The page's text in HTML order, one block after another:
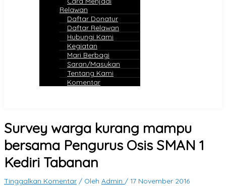
Relawan
Daftar Donatur
Daftar Relawan
Hubungi Kami
Kegiatan
Mari Berbagi
Saran/Masukan
Tentang Kami
Komentar
Survey warga kurang mampu
bersama Pengurus Osis SMAN 1
Kediri Tabanan
Tinggalkan Komentar / Oleh Admin / 17 November 2016